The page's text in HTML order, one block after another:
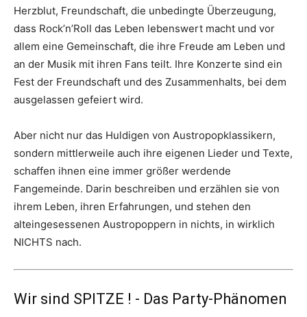
Herzblut, Freundschaft, die unbedingte Überzeugung,
dass Rock’n’Roll das Leben lebenswert macht und vor
allem eine Gemeinschaft, die ihre Freude am Leben und
an der Musik mit ihren Fans teilt. Ihre Konzerte sind ein
Fest der Freundschaft und des Zusammenhalts, bei dem
ausgelassen gefeiert wird.
Aber nicht nur das Huldigen von Austropopklassikern,
sondern mittlerweile auch ihre eigenen Lieder und Texte,
schaffen ihnen eine immer größer werdende
Fangemeinde. Darin beschreiben und erzählen sie von
ihrem Leben, ihren Erfahrungen, und stehen den
alteingesessenen Austropoppern in nichts, in wirklich
NICHTS nach.
Wir sind SPITZE ! - Das Party-Phänomen